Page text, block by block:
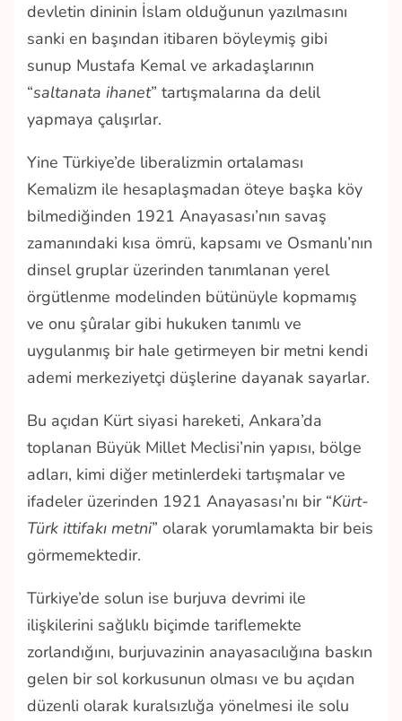
devletin dininin İslam olduğunun yazılmasını
sanki en başından itibaren böyleymiş gibi
sunup Mustafa Kemal ve arkadaşlarının
“saltanata ihanet” tartışmalarına da delil
yapmaya çalışırlar.
Yine Türkiye’de liberalizmin ortalaması
Kemalizm ile hesaplaşmadan öteye başka köy
bilmediğinden 1921 Anayasası’nın savaş
zamanındaki kısa ömrü, kapsamı ve Osmanlı’nın
dinsel gruplar üzerinden tanımlanan yerel
örgütlenme modelinden bütünüyle kopmamış
ve onu şûralar gibi hukuken tanımlı ve
uygulanmış bir hale getirmeyen bir metni kendi
ademi merkeziyetçi düşlerine dayanak sayarlar.
Bu açıdan Kürt siyasi hareketi, Ankara’da
toplanan Büyük Millet Meclisi’nin yapısı, bölge
adları, kimi diğer metinlerdeki tartışmalar ve
ifadeler üzerinden 1921 Anayasası’nı bir “Kürt-
Türk ittifakı metni” olarak yorumlamakta bir beis
görmemektedir.
Türkiye’de solun ise burjuva devrimi ile
ilişkilerini sağlıklı biçimde tariflemekte
zorlandığını, burjuvazinin anayasacılığına baskın
gelen bir sol korkusunun olması ve bu açıdan
düzenli olarak kuralsızlığa yönelmesi ile solu